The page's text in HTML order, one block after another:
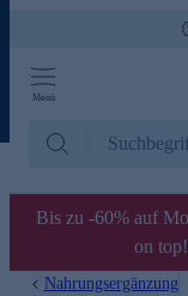
Menü
Bis zu -60% auf
on top!
Nahrungsergänzung